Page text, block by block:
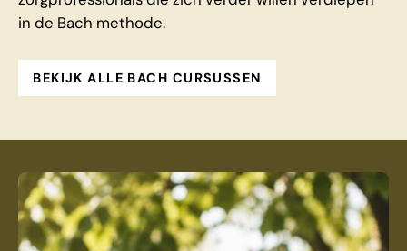
in de Bach methode.
BEKIJK ALLE BACH CURSUSSEN